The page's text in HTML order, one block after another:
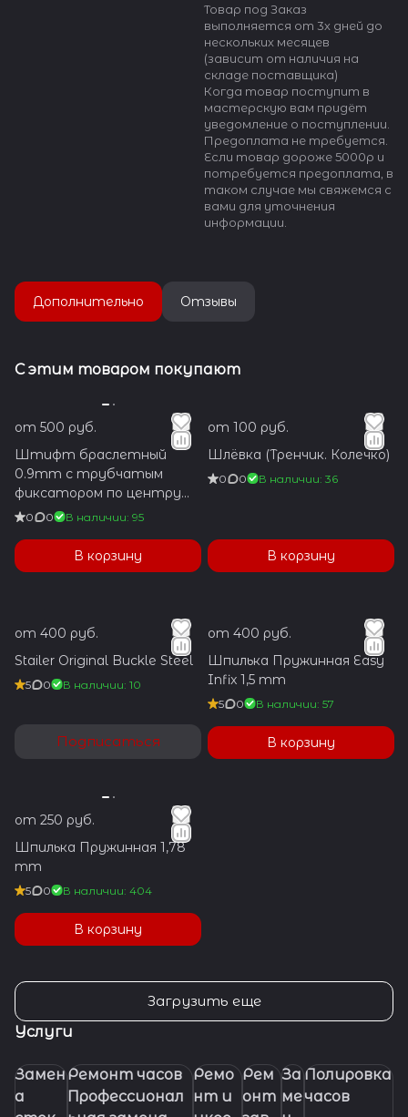
Товар под Заказ
выполняется от 3х дней до
нескольких месяцев
(зависит от наличия на
складе поставщика)
Когда товар поступит в
мастерскую вам придёт
уведомление о поступлении.
Предоплата не требуется.
Если товар дороже 5000р и
потребуется предоплата, в
таком случае мы свяжемся с
вами для уточнения
информации.
Дополнительно Отзывы
С этим товаром покупают
от 500 руб.
Штифт браслетный
0.9mm с трубчатым
фиксатором по центру
1.2x5.9mm
0 0 В наличии: 95
В корзину
от 100 руб.
Шлёвка (Тренчик. Колечко)
0 0 В наличии: 36
В корзину
от 400 руб.
Stailer Original Buckle Steel
5 0 В наличии: 10
Подписаться
от 400 руб.
Шпилька Пружинная Easy
Infix 1,5 mm
5 0 В наличии: 57
В корзину
от 250 руб.
Шпилька Пружинная 1,78
mm
5 0 В наличии: 404
В корзину
Загрузить еще
Услуги
Замен
а
Ремонт часов
Профессионал
Ремо
нт и
Рем
онт
За
ме
Полировка
часов